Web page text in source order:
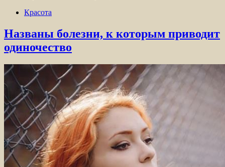
Красота
Названы болезни, к которым приводит
одиночество